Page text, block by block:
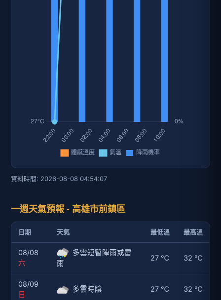
資料時間: 2026-08-08 04:54:07
一週天氣預報 - 高雄市前鎮區
日期 天氣 最低溫 最高溫
08/08
六
多雲短暫陣雨或雷
雨
27 ℃ 32 ℃
08/09
日
多雲時陰 27 ℃ 32 ℃